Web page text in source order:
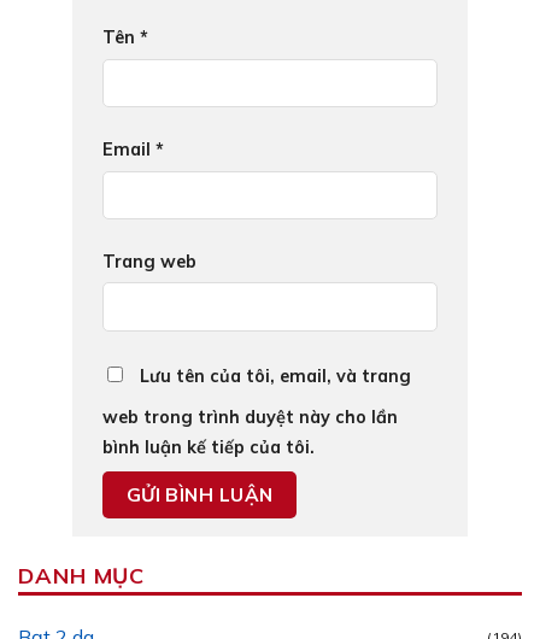
Tên *
Email *
Trang web
Lưu tên của tôi, email, và trang
web trong trình duyệt này cho lần
bình luận kế tiếp của tôi.
DANH MỤC